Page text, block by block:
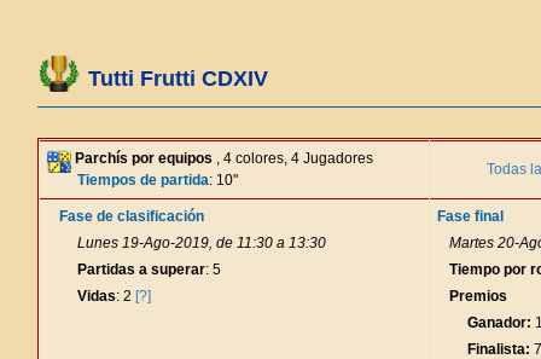
Tutti Frutti CDXIV
Parchís por equipos , 4 colores, 4 Jugadores
Tiempos de partida: 10"
Todas
Fase de clasificación
Lunes 19-Ago-2019, de 11:30 a 13:30
Partidas a superar: 5
Vidas: 2 [?]
Fase final
Martes 20-
Tiempo por
Premios
Ganador:
Finalista: